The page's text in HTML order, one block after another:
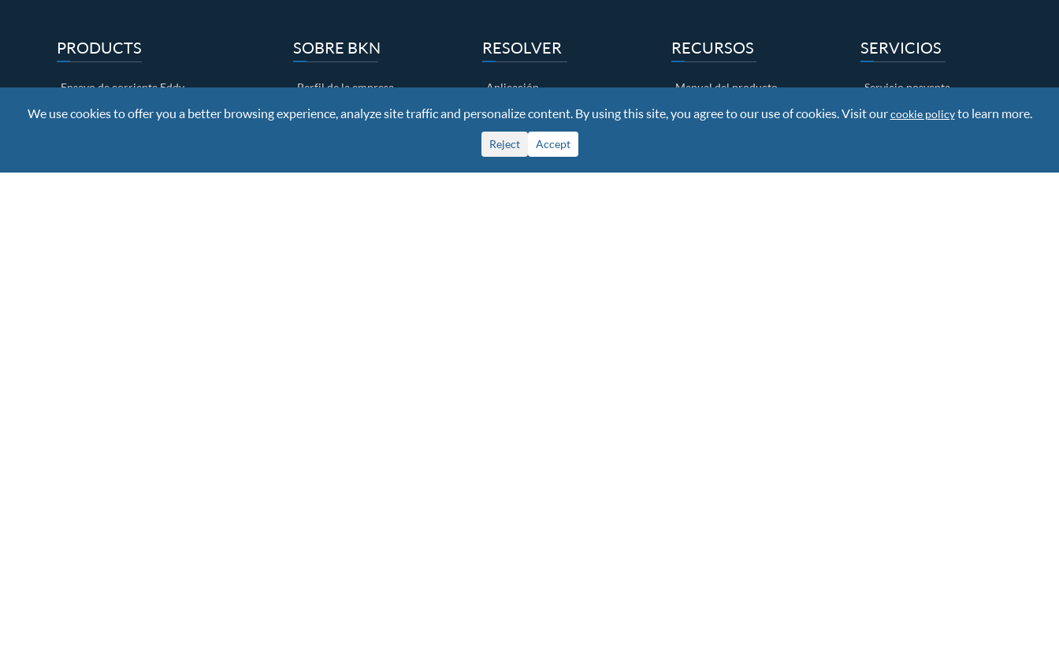
PRODUCTS
Ensayo de corriente Eddy
Detección de fugas magnéticas
SOBRE BKN
Perfil de la empresa
Certificado de honor
RESOLVER
Aplicación
Casos
Cliente
RECURSOS
Manual del producto
Descarga de documentos
SERVICIOS
Servicio posventa
Investigación y desarrollo
We use cookies to offer you a better browsing experience, analyze site traffic and personalize content. By using this site, you agree to our use of cookies. Visit ourcookie policyto learn more.
Reject Accept